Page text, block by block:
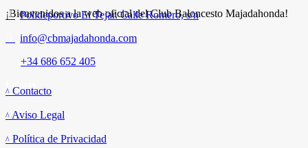
¡Bienvenidos a la web oficial del Club Baloncesto Majadahonda!
Polideportivo El Tejar. Calle Romero, s/n
info@cbmajadahonda.com
+34 686 652 405
Contacto
Aviso Legal
Política de Privacidad